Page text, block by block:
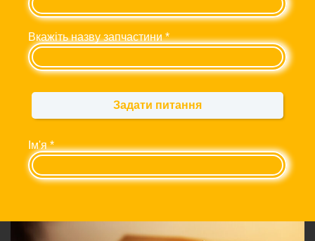
Ім'я *
Вкажіть назву запчастини *
Задати питання